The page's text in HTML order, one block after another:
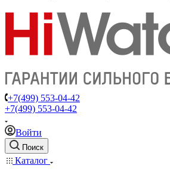
+7(499) 553-04-42
+7(499) 553-04-42
Войти
Поиск
Каталог